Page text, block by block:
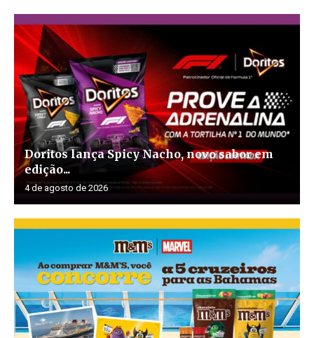
Doritos lança Spicy Nacho, novo sabor em
edição...
4 de agosto de 2026